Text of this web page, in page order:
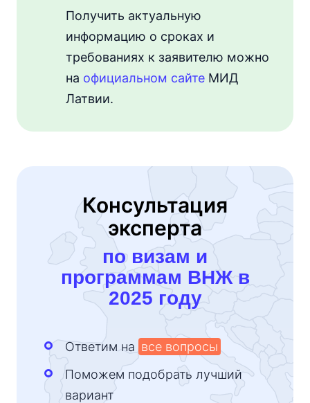
Получить актуальную
информацию о сроках и
требованиях к заявителю можно
на официальном сайте МИД
Латвии.
Консультация
эксперта
по визам и
программам ВНЖ в
2025 году
Ответим на все вопросы
Поможем подобрать лучший
вариант